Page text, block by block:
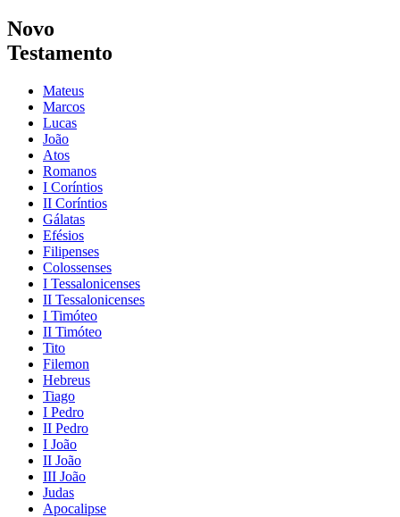
Novo
Testamento
Mateus
Marcos
Lucas
João
Atos
Romanos
I Coríntios
II Coríntios
Gálatas
Efésios
Filipenses
Colossenses
I Tessalonicenses
II Tessalonicenses
I Timóteo
II Timóteo
Tito
Filemon
Hebreus
Tiago
I Pedro
II Pedro
I João
II João
III João
Judas
Apocalipse